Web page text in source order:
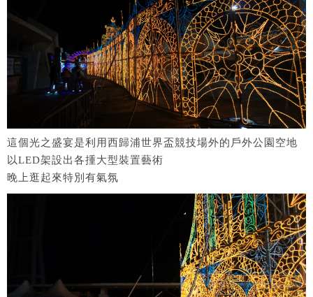
這個光之盛宴是利用西歸浦世界盃競技場外的戶外公園空地
以LED架設出各揰大型裝置藝術
晚上逛起來特別有氣氛